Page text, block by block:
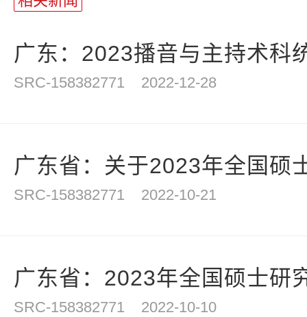
广东：2023播音与主持术科
SRC-158382771 2022-12-28
广东省：关于2023年全国硕
SRC-158382771 2022-10-21
广东省：2023年全国硕士研
SRC-158382771 2022-10-10